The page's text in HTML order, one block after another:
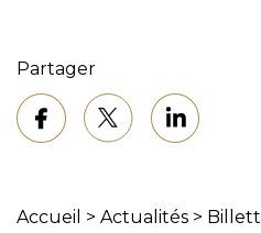
Partager
Accueil > Actualités >